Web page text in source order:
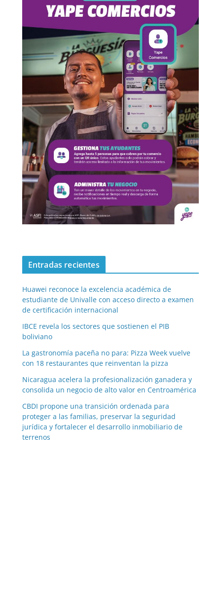
Entradas recientes
Huawei reconoce la excelencia académica de
estudiante de Univalle con acceso directo a examen
de certificación internacional
IBCE revela los sectores que sostienen el PIB
boliviano
La gastronomía paceña no para: Pizza Week vuelve
con 18 restaurantes que reinventan la pizza
Nicaragua acelera la profesionalización ganadera y
consolida un negocio de alto valor en Centroamérica
CBDI propone una transición ordenada para
proteger a las familias, preservar la seguridad
jurídica y fortalecer el desarrollo inmobiliario de
terrenos